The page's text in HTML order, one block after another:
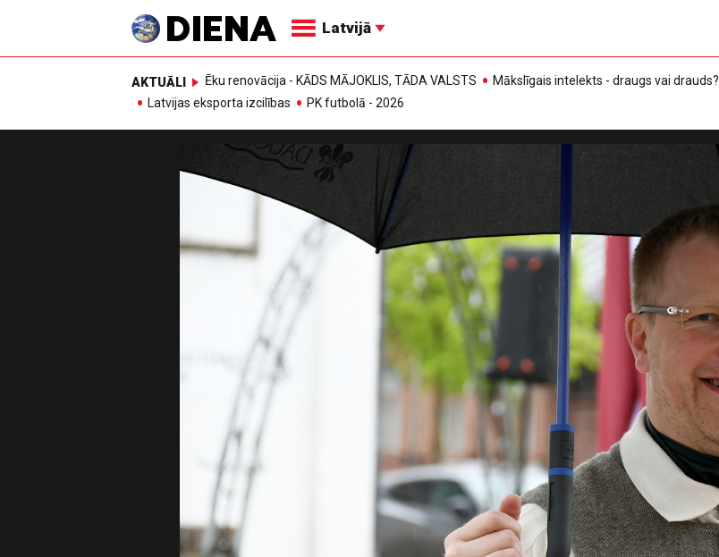
Latvijā
AKTUĀLI Ēku renovācija - KĀDS MĀJOKLIS, TĀDA VALSTS
Mākslīgais intelekts - draugs vai drauds?
Latvijas eksporta izcilības
PK futbolā - 2026